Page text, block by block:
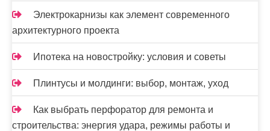
Электрокарнизы как элемент современного
архитектурного проекта
Ипотека на новостройку: условия и советы
Плинтусы и молдинги: выбор, монтаж, уход
Как выбрать перфоратор для ремонта и
строительства: энергия удара, режимы работы и